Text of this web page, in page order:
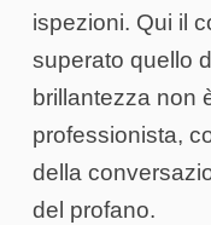
ispezioni. Qui il
superato quello
brillantezza non
professionista,
della
del profano.